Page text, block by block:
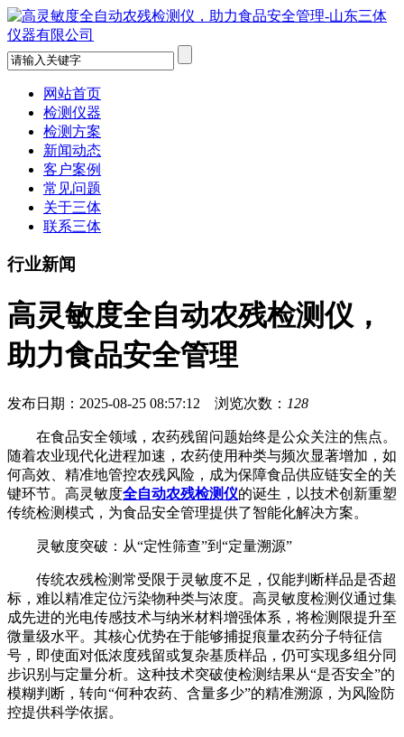
网站首页
检测仪器
检测方案
新闻动态
客户案例
常见问题
关于三体
联系三体
行业新闻
高灵敏度全自动农残检测仪，
助力食品安全管理
发布日期：2025-08-25 08:57:12 浏览次数： 128
在食品安全领域，农药残留问题始终是公众关注的焦点。
随着农业现代化进程加速，农药使用种类与频次显著增加，如
何高效、精准地管控农残风险，成为保障食品供应链安全的关
键环节。高灵敏度全自动农残检测仪的诞生，以技术创新重塑
传统检测模式，为食品安全管理提供了智能化解决方案。
灵敏度突破：从“定性筛查”到“定量溯源”
传统农残检测常受限于灵敏度不足，仅能判断样品是否超
标，难以精准定位污染物种类与浓度。高灵敏度检测仪通过集
成先进的光电传感技术与纳米材料增强体系，将检测限提升至
微量级水平。其核心优势在于能够捕捉痕量农药分子特征信
号，即使面对低浓度残留或复杂基质样品，仍可实现多组分同
步识别与定量分析。这种技术突破使检测结果从“是否安全”的
模糊判断，转向“何种农药、含量多少”的精准溯源，为风险防
控提供科学依据。